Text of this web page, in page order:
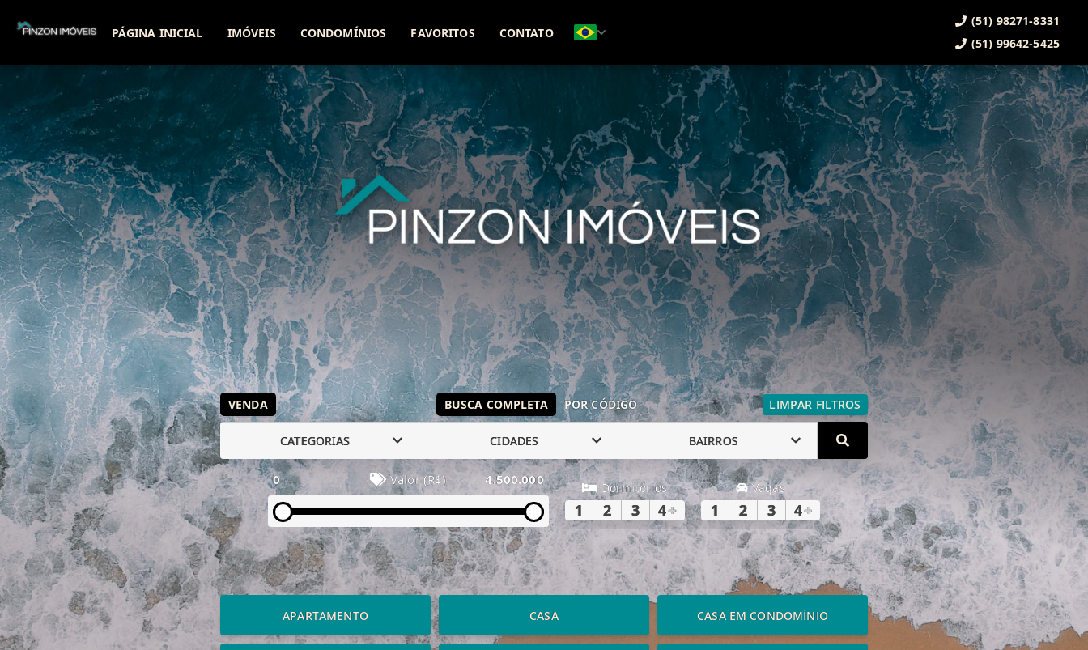
(51) 98271-8331 (51) 99642-5425
PÁGINA INICIAL IMÓVEIS CONDOMÍNIOS FAVORITOS CONTATO
(51) 98271-8331
(51) 99642-5425
VENDA BUSCA COMPLETA POR CÓDIGO LIMPAR FILTROS
CATEGORIAS CIDADES BAIRROS
0 Valor (R$) 4.500.000 Dormitórios
1 2 3 4+
Vagas
1 2 3 4+
APARTAMENTO CASA CASA EM CONDOMÍNIO